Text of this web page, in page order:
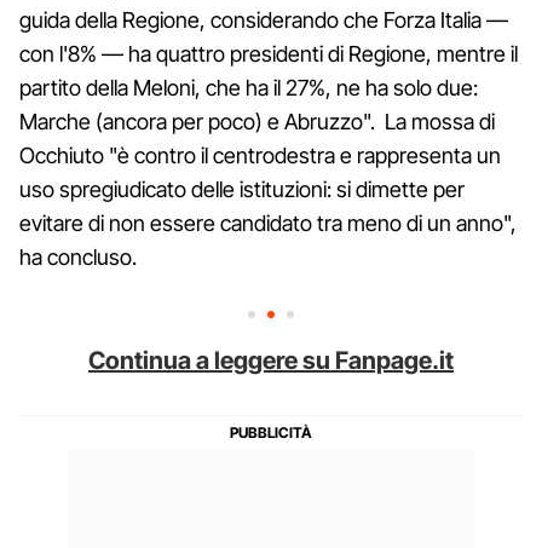
guida della Regione, considerando che Forza Italia —
con l'8% — ha quattro presidenti di Regione, mentre il
partito della Meloni, che ha il 27%, ne ha solo due:
Marche (ancora per poco) e Abruzzo". La mossa di
Occhiuto "è contro il centrodestra e rappresenta un
uso spregiudicato delle istituzioni: si dimette per
evitare di non essere candidato tra meno di un anno",
ha concluso.
Continua a leggere su Fanpage.it